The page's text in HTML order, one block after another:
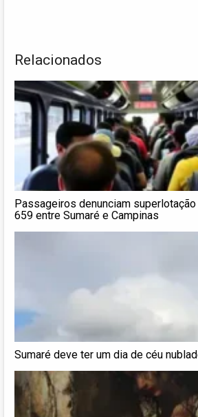
Relacionados
Passageiros denunciam
659 entre Sumaré e Campinas
Sumaré deve ter um dia de céu